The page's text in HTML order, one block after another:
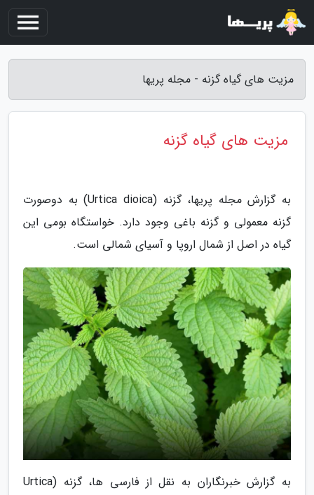
مزیت های گیاه گزنه - مجله پریها
مزیت های گیاه گزنه
به گزارش مجله پریها، گزنه (Urtica dioica) به دوصورت
گزنه معمولی و گزنه باغی وجود دارد. خواستگاه بومی این
گیاه در اصل از شمال اروپا و آسیای شمالی است.
به گزارش خبرنگاران به نقل از فارسی ها، گزنه (Urtica